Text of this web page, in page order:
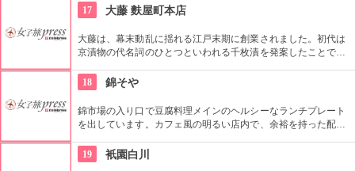
活動が行われてことでも有名です。また、本堂にある阿弥陀如
来が美男子という事も気になります。
17 大藤 麩屋町本店
大藤は、幕末動乱に揺れる江戸末期に創業されました。初代は
京漬物の代名詞のひとつといわれる千枚漬を発案したことで知
って浅漬けが作られたのが始まり。お土産や贈り物に買ってみ
たいですね。
18 錦そや
錦市場の入り口で豆腐料理メインのヘルシーなランチプレート
を出しています。カフェ風の明るい店内で、余裕を持った配置
19
衹園白川